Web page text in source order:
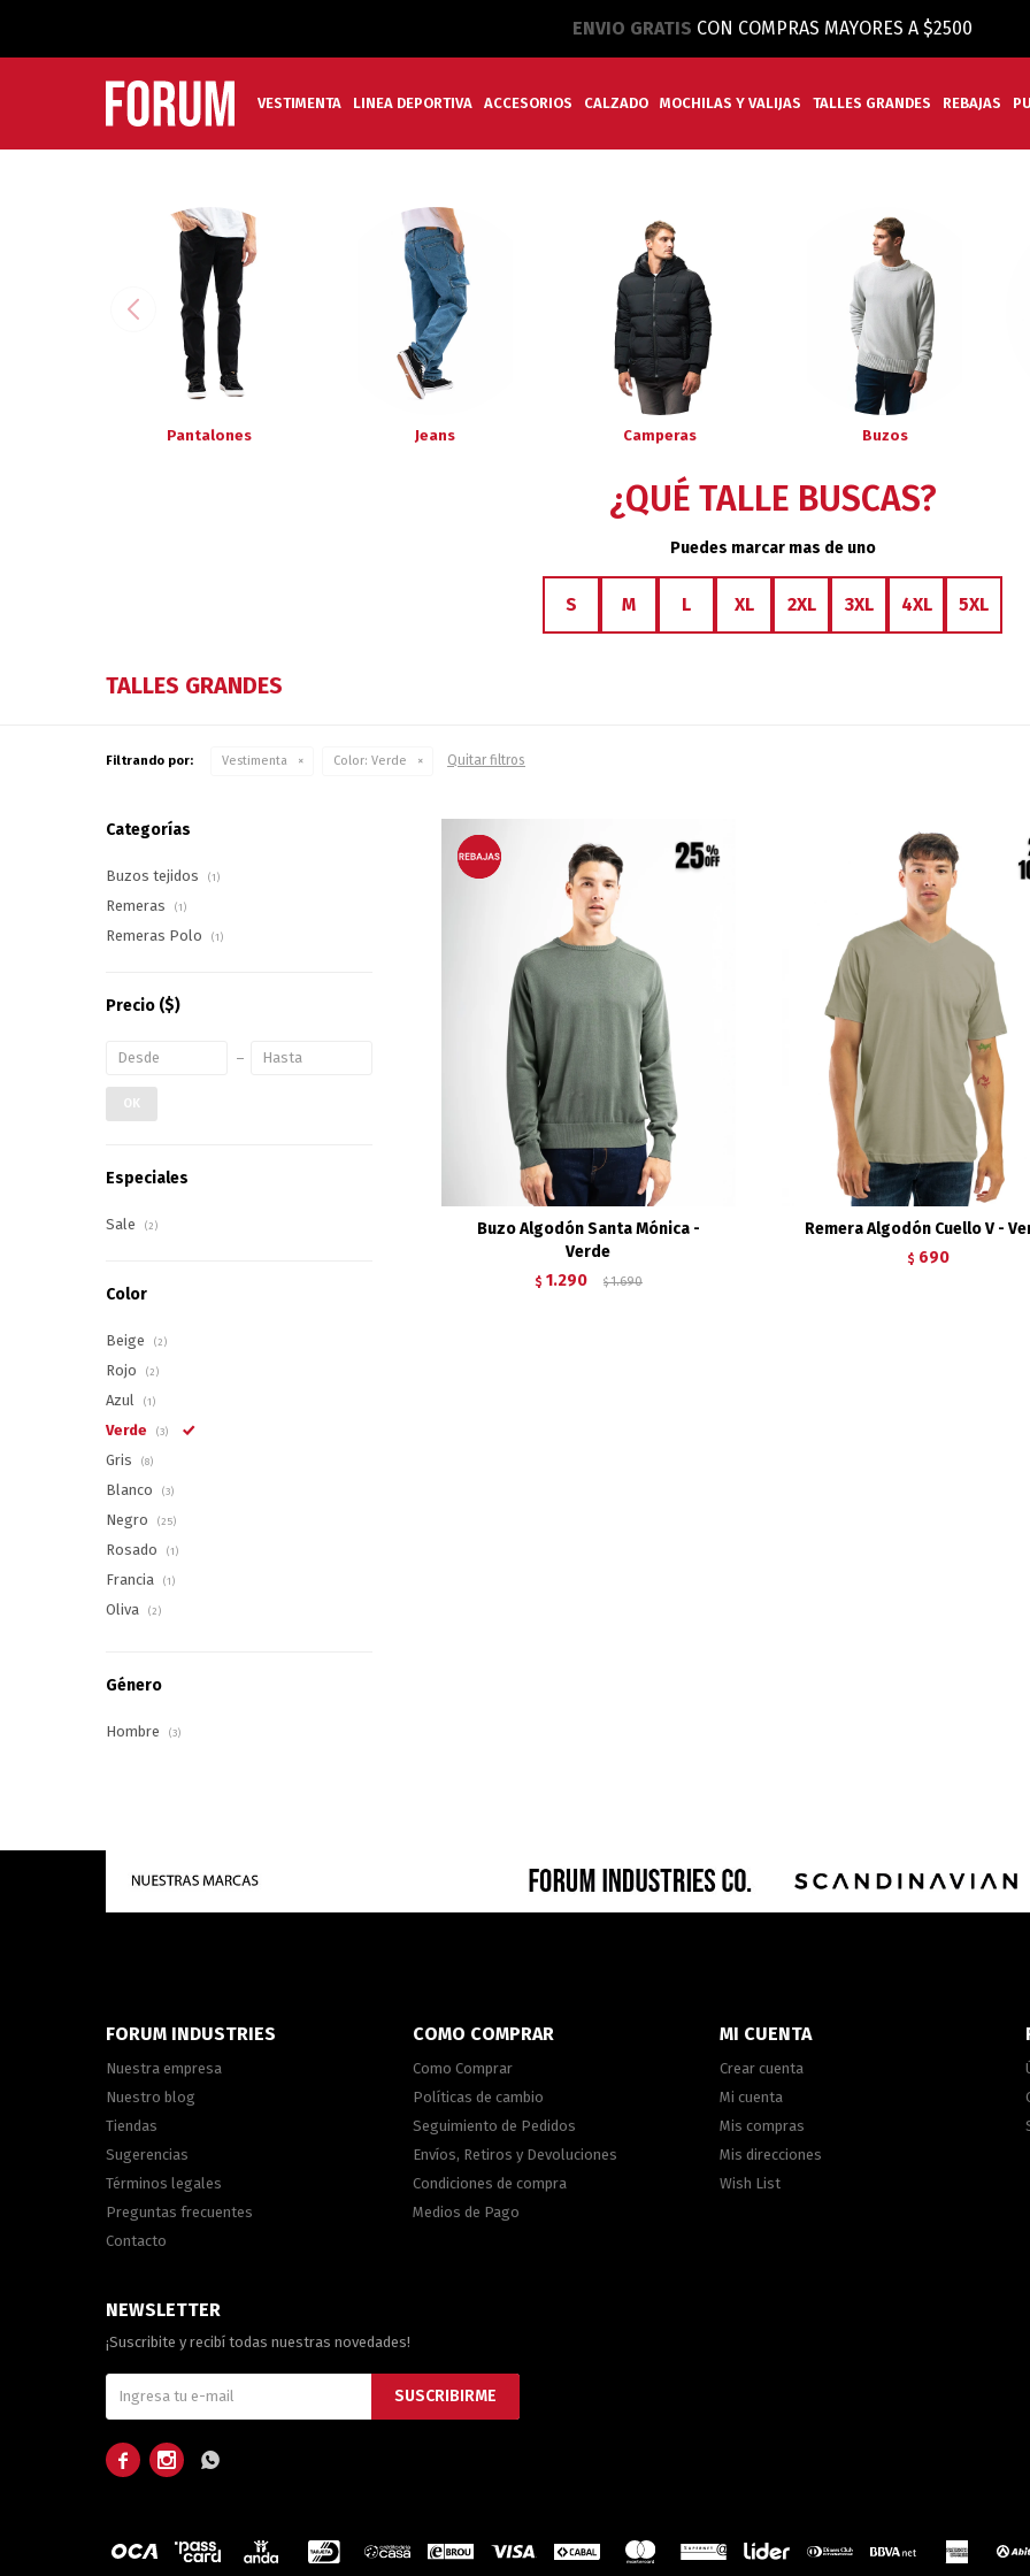
ENVIO GRATIS CON COMPRAS MAYORES A $2500
VESTIMENTA LINEA DEPORTIVA ACCESORIOS CALZADO MOCHILAS Y VALIJAS TALLES GRANDES REBAJAS
Pantalones Jeans Camperas Buzos
¿QUÉ TALLE BUSCAS?
Puedes marcar mas de uno
S M L XL 2XL 3XL 4XL 5XL
TALLES GRANDES
Filtrando por: Vestimenta Color: Verde Quitar filtros
Buzo Algodón Santa Mónica -
Verde
$ 1.290 $ 1.690
Remera Algodón Cuello V -
$ 690
Categorías
Buzos tejidos (1)
Remeras (1)
Remeras Polo (1)
Precio ($)
OK
Especiales
Sale (2)
Color
Beige (2)
Rojo (2)
Azul (1)
Verde (3)
Gris (8)
Blanco (3)
Negro (25)
Rosado (1)
Francia (1)
Oliva (2)
Género
Hombre (3)
FORUM INDUSTRIES
Nuestra empresa
Nuestro blog
Tiendas
Sugerencias
Términos legales
Preguntas frecuentes
Contacto
COMO COMPRAR
Como Comprar
Políticas de cambio
Seguimiento de Pedidos
Envíos, Retiros y Devoluciones
Condiciones de compra
Medios de Pago
MI CUENTA
Crear cuenta
Mi cuenta
Mis compras
Mis direcciones
Wish List
NEWSLETTER
¡Suscribite y recibí todas nuestras novedades!
SUSCRIBIRME
  